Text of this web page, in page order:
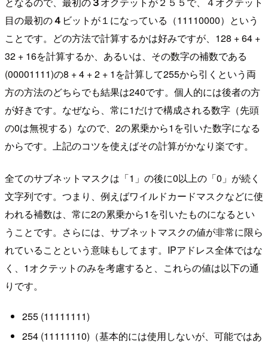
目の最初の４ ビットが１になっている（11110000）という
ことです。どの方法で計算するかは好みですが、128 + 64 +
32 + 16を計算するか、あるいは、その数字の補数である
(00001111)の8 + 4 + 2 + 1を計算して255から引くという両
方の方法のどちらでも結果は240です。個人的には後者の方
が好きです。なぜなら、常に1だけで構成される数字（先頭
の0は無視する）なので、2の累乗から1を引いた数字になる
からです。上記のコツを使えばその計算がかなり楽です。
全てのサブネットマスクは「1」の後に0以上の「0」が続く
文字列です。つまり、例えばワイルドカードマスクなどに使
われる補数は、常に2の累乗から1を引いたものになるとい
うことです。さらには、サブネットマスクの値が非常に限ら
れていることという意味もしてます。IPアドレス全体ではな
く、1オクテットのみを考慮すると、これらの値は以下の通
りです。
255 (11111111)
254 (11111110)（基本的には使用しないが、可能ではあ